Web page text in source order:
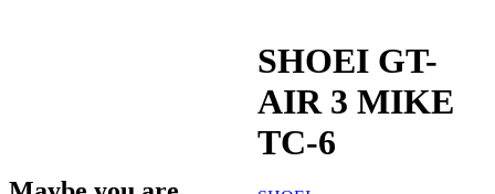
SHOEI GT-
AIR 3 MIKE
TC-6